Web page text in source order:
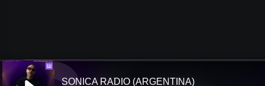
Ш
SONICA RADIO (ARGENTINA)